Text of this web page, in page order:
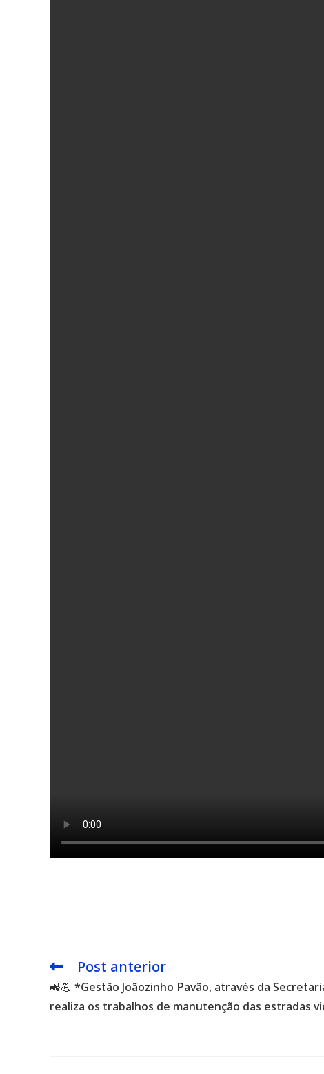
Leia
artigos
Post anterior
🚜💪 *Gestão Joãozinho Pavão, através da
realiza os trabalhos de manutenção das estradas